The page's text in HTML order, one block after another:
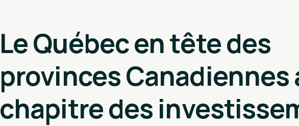
Le Québec en tête des
provinces Canadiennes
chapitre des